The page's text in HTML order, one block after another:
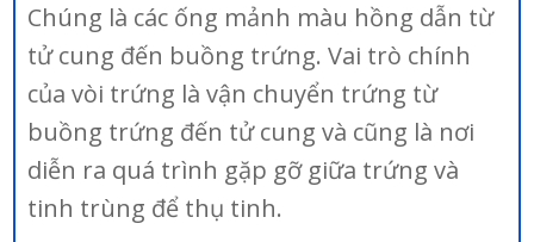
Chúng là các ống mảnh màu hồng dẫn từ
tử cung đến buồng trứng. Vai trò chính
của vòi trứng là vận chuyển trứng từ
buồng trứng đến tử cung và cũng là nơi
diễn ra quá trình gặp gỡ giữa trứng và
tinh trùng để thụ tinh.